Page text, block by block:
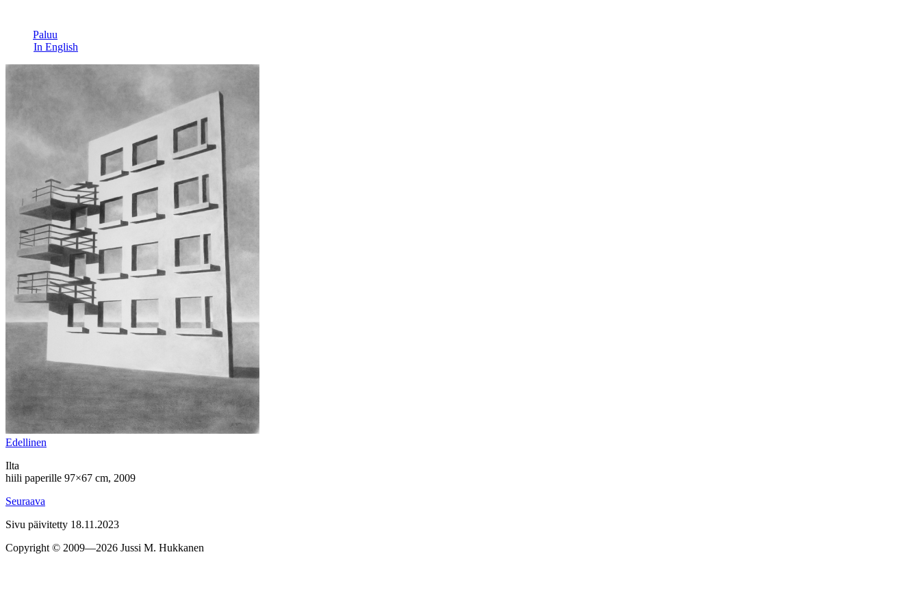
Paluu
In English
Edel­linen
Ilta
hiili paperille 97×67 cm, 2009
Seu­raava
Sivu päivitetty 18.11.2023
Copyright © 2009—2026 Jussi M. Hukkanen